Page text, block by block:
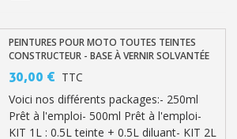
créations et obtenez des bons d'achat
de fidélité à chaque commande
sous 24 h en France Métropolitaine
produits sous 14 jours
PEINTURES POUR MOTO TOUTES TEINTES
CONSTRUCTEUR - BASE À VERNIR SOLVANTÉE
30,00 € TTC
Voici nos différents packages:- 250ml
Prêt à l'emploi- 500ml Prêt à l'emploi-
KIT 1L : 0.5L teinte + 0.5L diluant- KIT 2L